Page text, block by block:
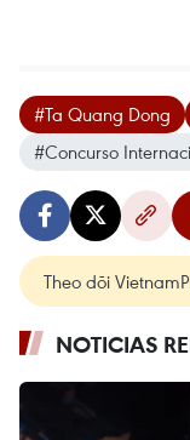
#Ta Quang Dong
#Concurso
Theo dõi
NOTICIAS